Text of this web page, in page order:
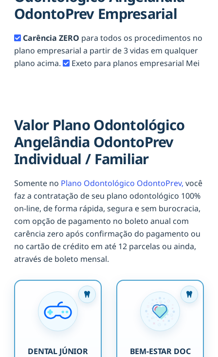
OdontoPrev Empresarial
Carência ZERO para todos os procedimentos no
plano empresarial a partir de 3 vidas em qualquer
plano acima.
Exeto para planos empresarial Mei
Valor Plano Odontológico
Angelândia OdontoPrev
Individual / Familiar
Somente no Plano Odontológico OdontoPrev, você
faz a contratação de seu plano odontológico 100%
on-line, de forma rápida, segura e sem burocracia,
com opção de pagamento no boleto anual com
carência zero após confirmação do pagamento ou
no cartão de crédito em até 12 parcelas ou ainda,
através de boleto mensal.
DENTAL JÚNIOR BEM-ESTAR DOC